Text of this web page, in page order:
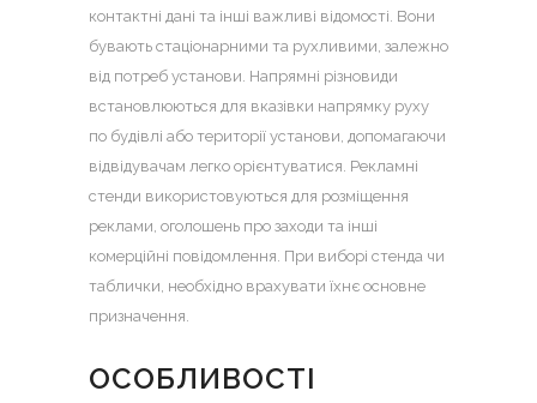
контактні дані та інші важливі відомості. Вони
бувають стаціонарними та рухливими, залежно
від потреб установи. Напрямні різновиди
встановлюються для вказівки напрямку руху
по будівлі або території установи, допомагаючи
відвідувачам легко орієнтуватися. Рекламні
стенди використовуються для розміщення
реклами, оголошень про заходи та інші
комерційні повідомлення. При виборі стенда чи
таблички, необхідно врахувати їхнє основне
призначення.
ОСОБЛИВОСТІ